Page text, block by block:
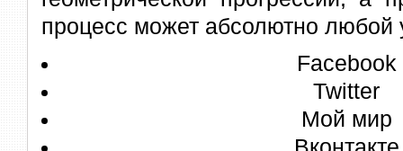
процесс может абсолютно любой
Facebook
Twitter
Мой мир